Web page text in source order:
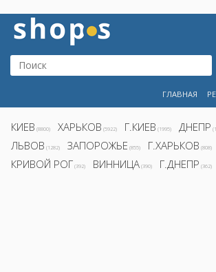
ГЛАВНАЯ
КИЕВ (8800) ХАРЬКОВ (5922) Г.КИЕВ (1995) ДНЕПР
ЛЬВОВ (1282) ЗАПОРОЖЬЕ (855) Г.ХАРЬКОВ (808)
КРИВОЙ РОГ (392) ВИННИЦА (390) Г.ДНЕПР (362)